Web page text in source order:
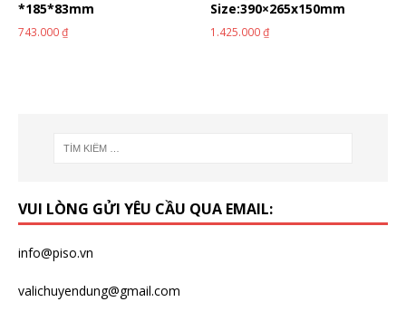
*185*83mm
743.000₫
Size:390×265x150mm
1.425.000₫
VUI LÒNG GỬI YÊU CẦU QUA EMAIL:
info@piso.vn
valichuyendung@gmail.com